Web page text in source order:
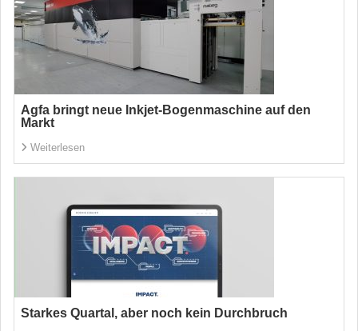
Agfa bringt neue Inkjet-Bogenmaschine auf den
Markt
Weiterlesen
Starkes Quartal, aber noch kein Durchbruch